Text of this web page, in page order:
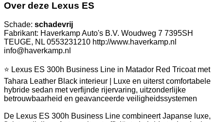
Over deze Lexus ES
Schade: schadevrij
Fabrikant: Haverkamp Auto's B.V. Woudweg 7 7395SH
TEUGE, NL 0553231210 http://www.haverkamp.nl
info@haverkamp.nl
⭐ Lexus ES 300h Business Line in Matador Red Tricoat met
Tahara Leather Black interieur | Luxe en uiterst comfortabele
hybride sedan met verfijnde rijervaring, uitzonderlijke
betrouwbaarheid en geavanceerde veiligheidssystemen
De Lexus ES 300h Business Line combineert Japanse luxe,